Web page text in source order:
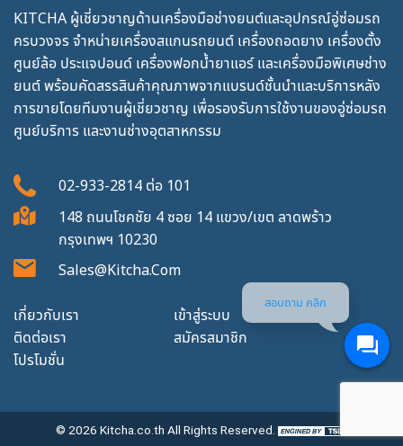
KITCHA ผู้เชี่ยวชาญด้านเครื่องมือช่างยนต์และอุปกรณ์อู่ซ่อมรถ
ครบวงจร จำหน่ายเครื่องสแกนรถยนต์ เครื่องถอดยาง เครื่องตั้ง
ศูนย์ล้อ ประแจปอนด์ เครื่องฟอกน้ำยาแอร์ และเครื่องมือพิเศษช่าง
ยนต์ พร้อมคัดสรรสินค้าคุณภาพจากแบรนด์ชั้นนำและบริการหลัง
การขายโดยทีมงานผู้เชี่ยวชาญ เพื่อรองรับการใช้งานของอู่ซ่อมรถ
ศูนย์บริการ และงานช่างอุตสาหกรรม
02-933-2814 ต่อ 101
148 ถนนโชคชัย 4 ซอย 14 แขวง/เขต ลาดพร้าว
กรุงเทพฯ 10230
Sales@kitcha.com
เกี่ยวกับเรา
ติดต่อเรา
โปรโมชั่น
เข้าสู่ระบบ
สมัครสมาชิก
© 2026 Kitcha.co.th All Rights Reserved.
สอบถาม คลิก